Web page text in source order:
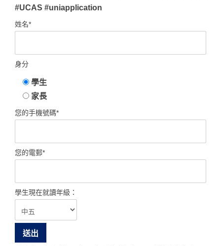
#UCAS #uniapplication
姓名*
身分
學生
家長
您的手機號碼*
您的電郵*
學生現在就讀年級：